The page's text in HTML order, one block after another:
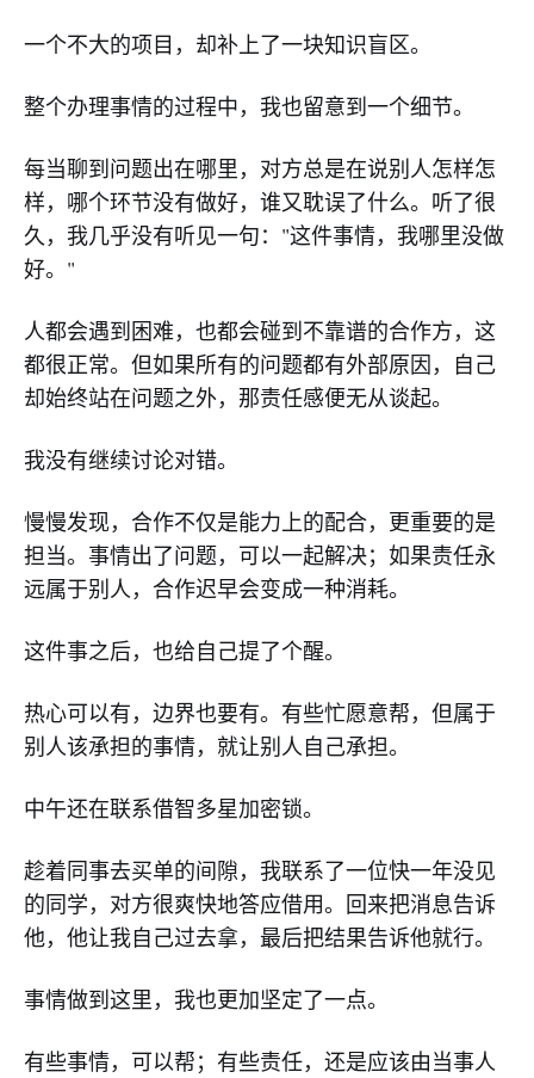
一个不大的项目，却补上了一块知识盲区。
整个办理事情的过程中，我也留意到一个细节。
每当聊到问题出在哪里，对方总是在说别人怎样怎
样，哪个环节没有做好，谁又耽误了什么。听了很
久，我几乎没有听见一句："这件事情，我哪里没做
好。"
人都会遇到困难，也都会碰到不靠谱的合作方，这
都很正常。但如果所有的问题都有外部原因，自己
却始终站在问题之外，那责任感便无从谈起。
我没有继续讨论对错。
慢慢发现，合作不仅是能力上的配合，更重要的是
担当。事情出了问题，可以一起解决；如果责任永
远属于别人，合作迟早会变成一种消耗。
这件事之后，也给自己提了个醒。
热心可以有，边界也要有。有些忙愿意帮，但属于
别人该承担的事情，就让别人自己承担。
中午还在联系借智多星加密锁。
趁着同事去买单的间隙，我联系了一位快一年没见
的同学，对方很爽快地答应借用。回来把消息告诉
他，他让我自己过去拿，最后把结果告诉他就行。
事情做到这里，我也更加坚定了一点。
有些事情，可以帮；有些责任，还是应该由当事人